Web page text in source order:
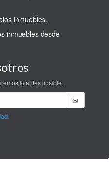
inmuebles.
inmuebles desde
lo antes posible.
.